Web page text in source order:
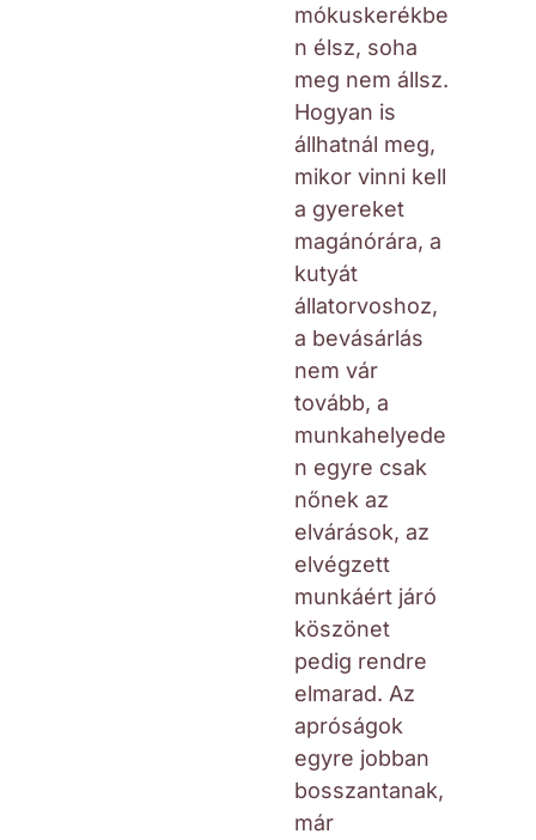
mókuskerékbe
n élsz, soha
meg nem állsz.
Hogyan is
állhatnál meg,
mikor vinni kell
a gyereket
magánórára, a
kutyát
állatorvoshoz,
a bevásárlás
nem vár
tovább, a
munkahelyede
n egyre csak
nőnek az
elvárások, az
elvégzett
munkáért járó
köszönet
pedig rendre
elmarad. Az
apróságok
egyre jobban
bosszantanak,
már